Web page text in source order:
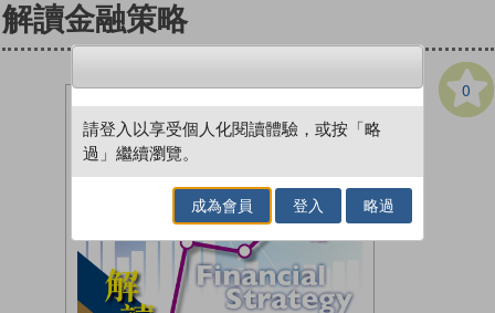
解讀金融策略
0
請登入以享受個人化閱讀體驗，或按「略
過」繼續瀏覽。
成為會員 登入 略過